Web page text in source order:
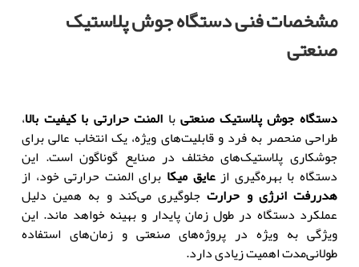
مشخصات فنی دستگاه جوش پلاستیک
صنعتی
دستگاه جوش پلاستیک صنعتیبا المنت حرارتی با کیفیت بالا،
طراحی منحصر به فرد و قابلیت‌های ویژه،یک انتخاب عالی برای
جوشکاری پلاستیک‌های مختلف در صنایع گوناگون است. این
دستگاه با بهره‌گیری از عایق میکا برای المنت حرارتی خود، از
هدررفت انرژی و حرارتجلوگیری می‌کند و به همین دلیل
عملکرد دستگاه در طول زمان پایدار و بهینه خواهد ماند. این
ویژگی به ویژه در پروژه‌های صنعتی و زمان‌های استفاده
طولانی‌مدت اهمیت زیادی دارد.